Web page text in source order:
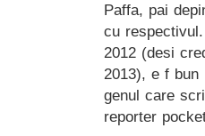
Paffa, pai
cu
2012 (desi
2013), e f bun
genul care
reporter